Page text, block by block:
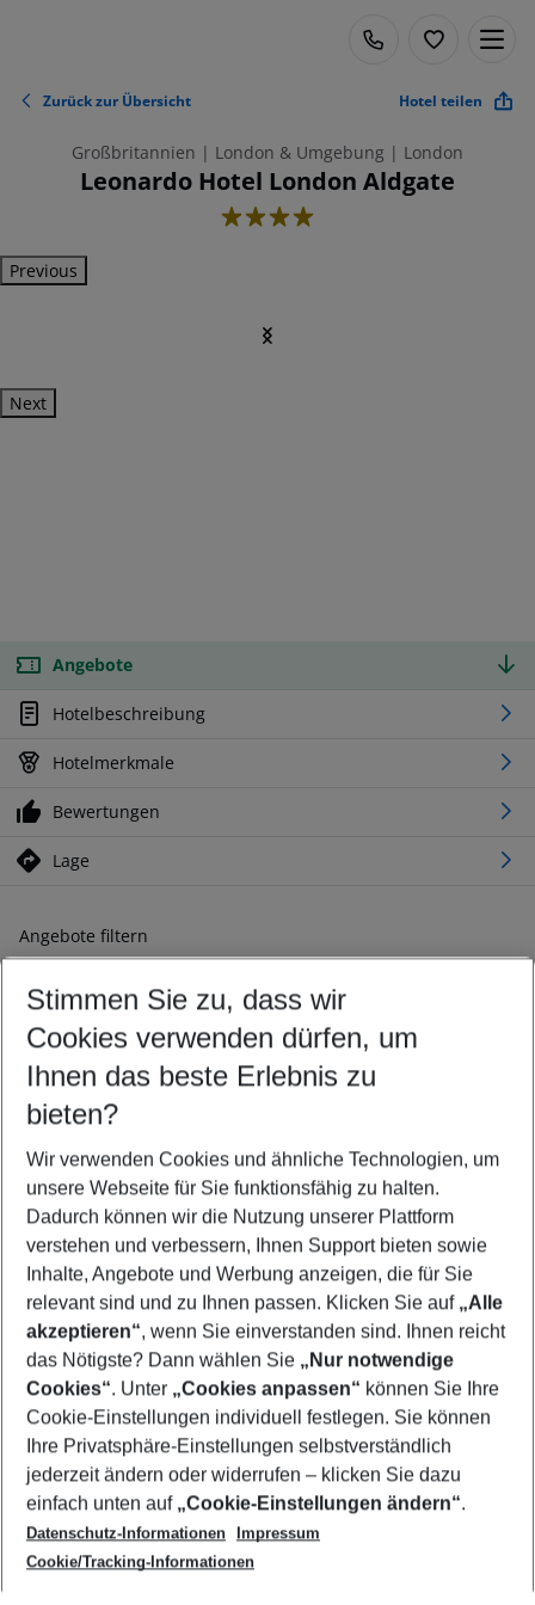
Zurück zur Übersicht Hotel teilen
Großbritannien | London & Umgebung | London
Leonardo Hotel London Aldgate
4
Previous
Next
Angebote
Hotelbeschreibung
Hotelmerkmale
Bewertungen
Lage
Angebote filtern
Ändern Sie Ihre Kriterien nach Ihren Wünschen
Abflughafen wählen
Beliebiger Abflughafen
Reisezeitraum wählen
11.08.26– 09.08.27 5-8 Nächte
2 Erwachsene Keine Kinder
Mehr Filter anzeigen
Footer
Footer navigation
Über uns
AGB
Cookie-Einstellungen ändern
Cookie-Richtlinie
Datenschutz
Service & Hilfe
Barrierefreies Reisen
Check-in
Folgen Sie uns
Stimmen Sie zu, dass wir
Cookies verwenden dürfen, um
Ihnen das beste Erlebnis zu
bieten?
Wir verwenden Cookies und ähnliche Technologien, um
unsere Webseite für Sie funktionsfähig zu halten.
Dadurch können wir die Nutzung unserer Plattform
verstehen und verbessern, Ihnen Support bieten sowie
Inhalte, Angebote und Werbung anzeigen, die für Sie
relevant sind und zu Ihnen passen. Klicken Sie auf „Alle
akzeptieren“, wenn Sie einverstanden sind. Ihnen reicht
das Nötigste? Dann wählen Sie „Nur notwendige
Cookies“. Unter „Cookies anpassen“ können Sie Ihre
Cookie-Einstellungen individuell festlegen. Sie können
Ihre Privatsphäre-Einstellungen selbstverständlich
jederzeit ändern oder widerrufen – klicken Sie dazu
einfach unten auf „Cookie-Einstellungen ändern“.
Datenschutz-Informationen
Impressum
Cookie/Tracking-Informationen